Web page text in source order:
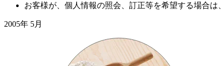
お客様が、個人情報の照会、訂正等を希望する場合は
2005年 5月